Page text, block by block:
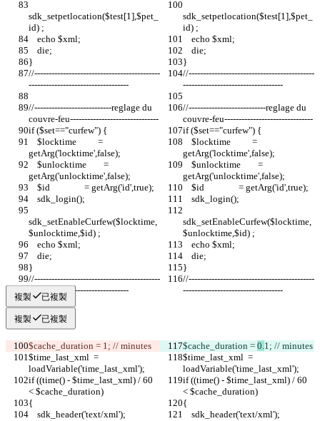
sdk_setpetlocation($test[1],$pet_
id) ;
sdk_setpetlocation($test[1],$pet_
id) ;
    echo $xml;
    echo $xml;
    die;
    die;
}
}
//--------------------------------------------
-----------------------------------
//--------------------------------------------
-----------------------------------
//---------------------------reglage du
couvre-feu-------------------------------
//---------------------------reglage du
couvre-feu-------------------------------
if ($set=="curfew") {
if ($set=="curfew") {
getArg('locktime',false);
getArg('locktime',false);
getArg('unlocktime',false);
getArg('unlocktime',false);
    $id                = getArg('id',true);
    $id                = getArg('id',true);
    sdk_login();
    sdk_login();
sdk_setEnableCurfew($locktime,
$unlocktime,$id) ;
sdk_setEnableCurfew($locktime,
$unlocktime,$id) ;
    echo $xml;
    echo $xml;
    die;
    die;
}
}
//--------------------------------------------
-----------------------------------
//--------------------------------------------
-----------------------------------
複製 已複製
複製 已複製
$cache_duration = 1; // minutes $cache_duration = 0.1; // minutes
$time_last_xml  =
loadVariable('time_last_xml');
$time_last_xml  =
loadVariable('time_last_xml');
if ((time() - $time_last_xml) / 60
< $cache_duration)
if ((time() - $time_last_xml) / 60
< $cache_duration)
{
{
    sdk_header('text/xml');
    sdk_header('text/xml');